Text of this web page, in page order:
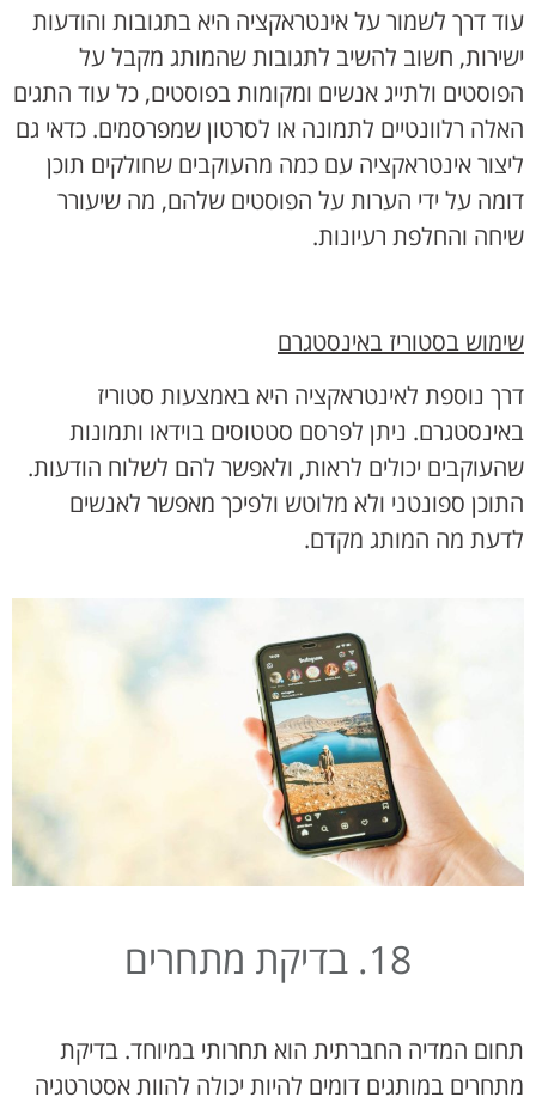
עוד דרך לשמור על אינטראקציה היא בתגובות והודעות
ישירות, חשוב להשיב לתגובות שהמותג מקבל על
הפוסטים ולתייג אנשים ומקומות בפוסטים, כל עוד התגים
האלה רלוונטיים לתמונה או לסרטון שמפרסמים. כדאי גם
ליצור אינטראקציה עם כמה מהעוקבים שחולקים תוכן
דומה על ידי הערות על הפוסטים שלהם, מה שיעורר
שיחה והחלפת רעיונות.
שימוש בסטוריז באינסטגרם
דרך נוספת לאינטראקציה היא באמצעות סטוריז
באינסטגרם. ניתן לפרסם סטטוסים בוידאו ותמונות
שהעוקבים יכולים לראות, ולאפשר להם לשלוח הודעות.
התוכן ספונטני ולא מלוטש ולפיכך מאפשר לאנשים
לדעת מה המותג מקדם.
18. בדיקת מתחרים
תחום המדיה החברתית הוא תחרותי במיוחד. בדיקת
מתחרים במותגים דומים להיות יכולה להוות אסטרטגיה